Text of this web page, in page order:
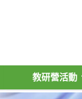
教研營活動